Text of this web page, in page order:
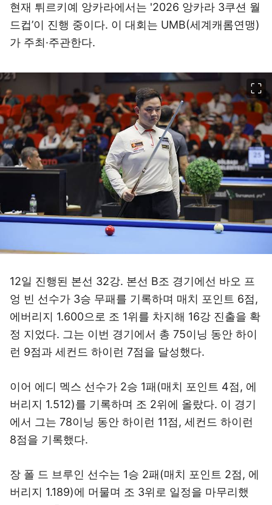
현재 튀르키예 앙카라에서는 '2026 앙카라 3쿠션 월
드컵’이 진행 중이다. 이 대회는 UMB(세계캐롬연맹)
가 주최·주관한다.
12일 진행된 본선 32강. 본선 B조 경기에선 바오 프
엉 빈 선수가 3승 무패를 기록하며 매치 포인트 6점,
에버리지 1.600으로 조 1위를 차지해 16강 진출을 확
정 지었다. 그는 이번 경기에서 총 75이닝 동안 하이
런 9점과 세컨드 하이런 7점을 달성했다.
이어 에디 멕스 선수가 2승 1패(매치 포인트 4점, 에
버리지 1.512)를 기록하며 조 2위에 올랐다. 이 경기
에서 그는 78이닝 동안 하이런 11점, 세컨드 하이런
8점을 기록했다.
장 폴 드 브루인 선수는 1승 2패(매치 포인트 2점, 에
버리지 1.189)에 머물며 조 3위로 일정을 마무리했